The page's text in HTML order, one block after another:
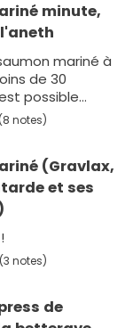
minute,
mariné à
de 30
possible
essentielle
(8 notes)
(Gravlax,
et ses
(3 notes)
de